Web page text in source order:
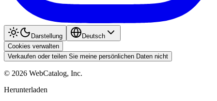
Darstellung
Deutsch
Cookies verwalten
Verkaufen oder teilen Sie meine persönlichen Daten nicht
© 2026 WebCatalog, Inc.
Herunterladen